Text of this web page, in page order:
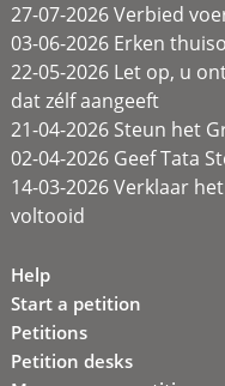
27-07-2026 Verbied
03-06-2026 Erken
22-05-2026 Let op, u
dat zélf aangeeft
21-04-2026 Steun het
02-04-2026 Geef Tata
14-03-2026 Verklaar
voltooid
Help
Start a petition
Petitions
Petition desks